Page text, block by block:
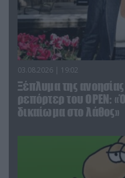
03.08.2026 | 19:02
Ξέπλυμα της
ρεπόρτερ του ΟΡΕΝ:
δικαίωμα στο λάθος»